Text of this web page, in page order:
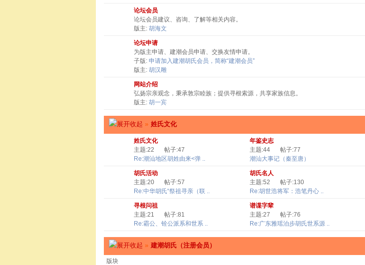
论坛会员
论坛会员建议、咨询、了解等相关内容。
版主: 胡海文
论坛申请
为版主申请、建潮会员申请、交换友情申请。
子版: 申请加入建潮胡氏会员，简称“建潮会员”
版主: 胡汉雕
网站介绍
弘扬宗亲观念，秉承敦宗睦族；提供寻根索源，共享家族信息。
版主: 胡一宾
» 姓氏文化
姓氏文化
主题:22
帖子:47
Re:潮汕地区胡姓由来<弹 ..
年鉴史志
主题:44
帖子:77
潮汕大事记（秦至唐）
胡氏活动
主题:20
帖子:57
Re:中华胡氏“祭祖寻亲（联 ..
胡氏名人
主题:52
帖子:130
Re:胡世浩将军：浩笔丹心 ..
寻根问祖
主题:21
帖子:81
Re:霸公、铨公派系和世系 ..
谱谍字辈
主题:27
帖子:76
Re:广东雅瑶泊步胡氏世系源 ..
» 建潮胡氏（注册会员）
版块